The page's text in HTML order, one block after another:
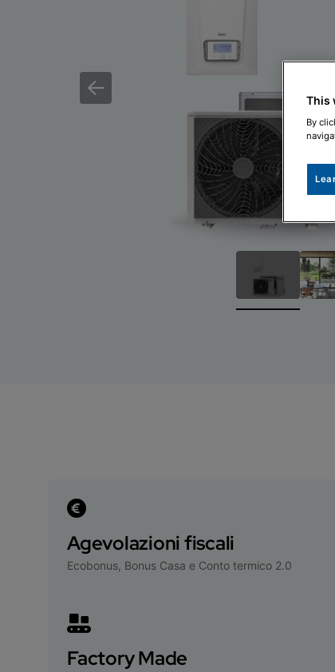
Agevolazioni fiscali
Ecobonus, Bonus Casa e Conto termico 2.0
Factory Made
This
By